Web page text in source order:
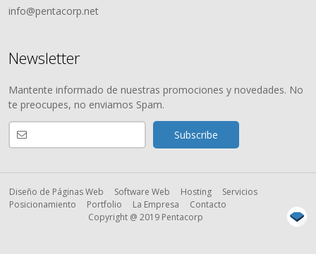
info@pentacorp.net
Newsletter
Mantente informado de nuestras promociones y novedades. No
te preocupes, no enviamos Spam.
Diseño de Páginas Web Software Web Hosting
Servicios
Posicionamiento
Portfolio La Empresa
Contacto
Copyright @ 2019 Pentacorp